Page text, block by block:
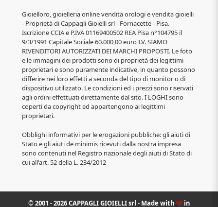
Gioielloro, gioielleria online vendita orologi e vendita gioielli
- Proprietà di Cappagli Gioielli srl - Fornacette - Pisa.
Iscrizione CCIA e P.IVA 01169400502 REA Pisa n°104795 il
9/3/1991 Capitale Sociale 60.000,00 euro I.V. SIAMO
RIVENDITORI AUTORIZZATI DEI MARCHI PROPOSTI. Le foto
e le immagini dei prodotti sono di proprietà dei legittimi
proprietari e sono puramente indicative, in quanto possono
differire nei loro effetti a seconda del tipo di monitor o di
dispositivo utilizzato. Le condizioni ed i prezzi sono riservati
agli ordini effettuati direttamente dal sito. I LOGHI sono
coperti da copyright ed appartengono ai legittimi
proprietari.
Obblighi informativi per le erogazioni pubbliche: gli aiuti di
Stato e gli aiuti de minimis ricevuti dalla nostra impresa
sono contenuti nel Registro nazionale degli aiuti di Stato di
cui all'art. 52 della L. 234/2012
© 2001 - 2026 CAPPAGLI GIOIELLI srl - Made with in